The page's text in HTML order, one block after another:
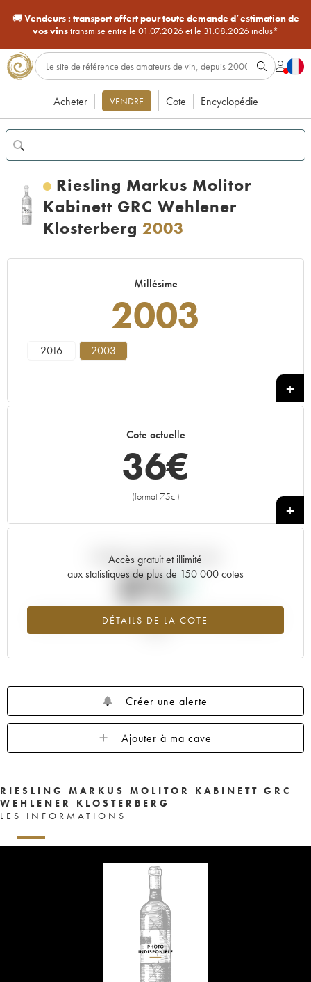
🚚Vendeurs : transport offert pour toute demande d’estimation de
vos vinstransmise entre le 01.07.2026 et le 31.08.2026 inclus*
Acheter VENDRE Cote Encyclopédie
Riesling Markus Molitor
Kabinett GRC Wehlener
Klosterberg 2003
Millésime
2003
2016 2003
Cote actuelle
36€
(format 75cl)
+
Accès gratuit et illimité
aux statistiques de plus de 150 000 cotes
DÉTAILS DE LA COTE
Tendance actuelle de la cote
0%
Tendance à la hausse du millésime 2003 en 2026 par rapport à
Créer une alerte
Ajouter à ma cave
RIESLING MARKUS MOLITOR KABINETT GRC
WEHLENER KLOSTERBERG
LES INFORMATIONS